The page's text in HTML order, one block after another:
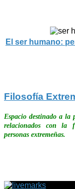
El ser humano:
Filosofía
Espacio destinado a la
relacionados con la
personas extremeñas.